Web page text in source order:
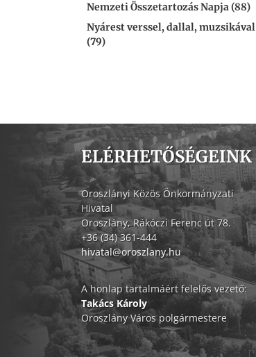
Nemzeti Összetartozás Napja (88)
Nyárest verssel, dallal, muzsikával
(79)
ELÉRHETŐSÉGEINK
Oroszlányi Közös Önkormányzati
Hivatal
Oroszlány, Rákóczi Ferenc út 78.
+36 (34) 361-444
hivatal@oroszlany.hu
A honlap tartalmáért felelős vezető:
Takács Károly
Oroszlány Város polgármestere